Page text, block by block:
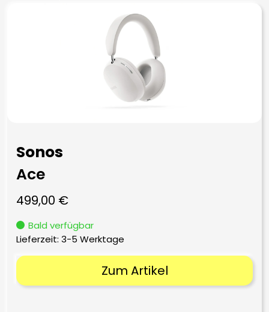
Sonos
Ace
499,00 €
Bald verfügbar
Lieferzeit: 3-5 Werktage
Zum Artikel